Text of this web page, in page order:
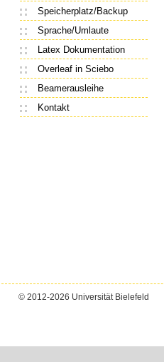
Speicherplatz/Backup
Sprache/Umlaute
Latex Dokumentation
Overleaf in Sciebo
Beamerausleihe
Kontakt
© 2012-2026 Universität Bielefeld